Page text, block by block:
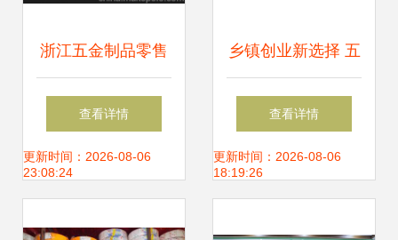
浙江五金制品零售
市场图鉴与东莞恒
佳塑胶制品的跨界
查看详情
更新时间：2026-08-06
23:08:24
乡镇创业新选择 五
金零售，小生意里
的大机遇
查看详情
更新时间：2026-08-06
18:19:26